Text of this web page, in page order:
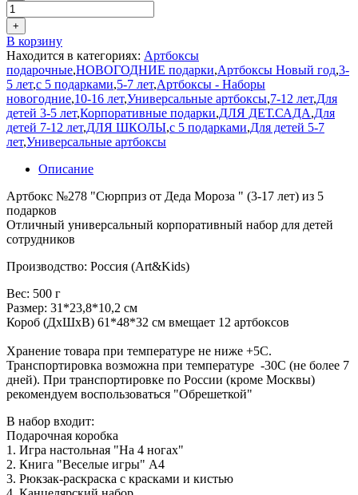
+
В корзину
Находится в категориях: Артбоксы
подарочные,НОВОГОДНИЕ подарки,Артбоксы Новый год,3-
5 лет,с 5 подарками,5-7 лет,Артбоксы - Наборы
новогодние,10-16 лет,Универсальные артбоксы,7-12 лет,Для
детей 3-5 лет,Корпоративные подарки,ДЛЯ ДЕТ.САДА,Для
детей 7-12 лет,ДЛЯ ШКОЛЫ,с 5 подарками,Для детей 5-7
лет,Универсальные артбоксы
Описание
Артбокс №278 "Сюрприз от Деда Мороза " (3-17 лет) из 5
подарков
Отличный универсальный корпоративный набор для детей
сотрудников
Производство: Россия (Art&Kids)
Вес: 500 г
Размер: 31*23,8*10,2 см
Короб (ДхШхВ) 61*48*32 см вмещает 12 артбоксов
Хранение товара при температуре не ниже +5С.
Транспортировка возможна при температуре -30С (не более 7
дней). При транспортировке по России (кроме Москвы)
рекомендуем воспользоваться "Обрешеткой"
В набор входит:
Подарочная коробка
1. Игра настольная "На 4 ногах"
2. Книга "Веселые игры" А4
3. Рюкзак-раскраска с красками и кистью